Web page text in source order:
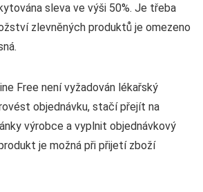
sleva ve výši 50%. Je třeba
zlevněných produktů je omezeno
Free není vyžadován lékařský
objednávku, stačí přejít na
výrobce a vyplnit objednávkový
je možná při přijetí zboží